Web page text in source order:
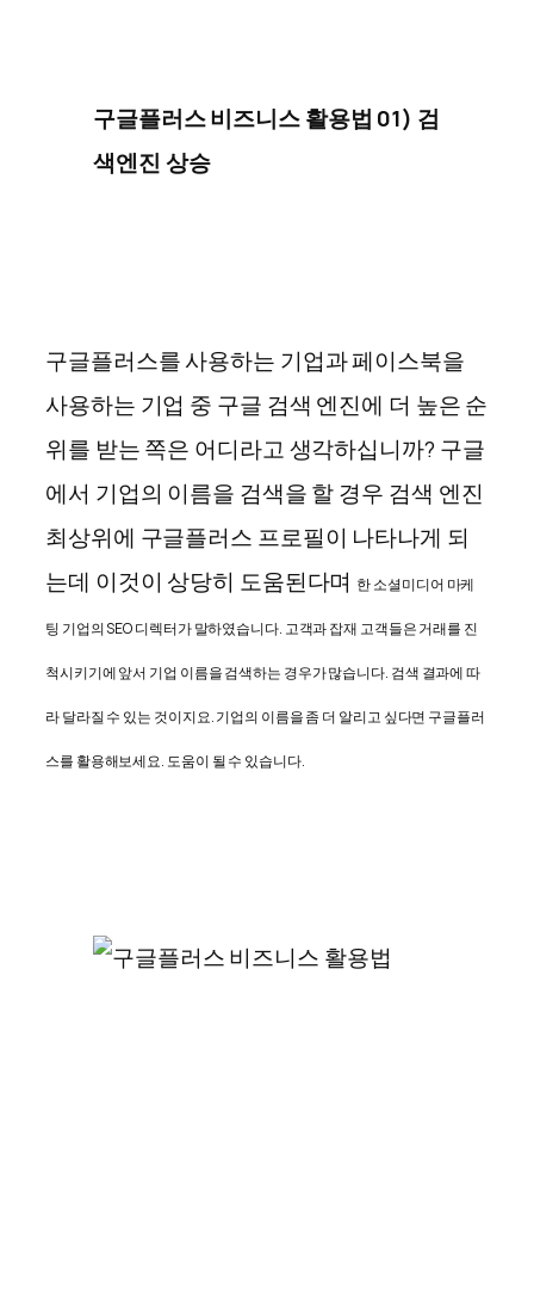
구글플러스 비즈니스 활용법 01) 검
색엔진 상승
구글플러스를 사용하는 기업과 페이스북을
사용하는 기업 중 구글 검색 엔진에 더 높은 순
위를 받는 쪽은 어디라고 생각하십니까? 구글
에서 기업의 이름을 검색을 할 경우 검색 엔진
최상위에 구글플러스 프로필이 나타나게 되
는데 이것이 상당히 도움된다며 한 소셜미디어 마케
팅 기업의 SEO 디렉터가 말하였습니다. 고객과 잡재 고객들은 거래를 진
척시키기에 앞서 기업 이름을 검색하는 경우가 많습니다. 검색 결과에 따
라 달라질 수 있는 것이지요. 기업의 이름을 좀 더 알리고 싶다면 구글플러
스를 활용해보세요. 도움이 될 수 있습니다.